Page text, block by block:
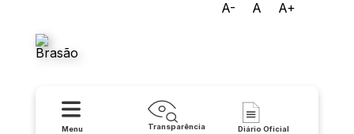
A- A A+
Menu Transparência Diário Oficial